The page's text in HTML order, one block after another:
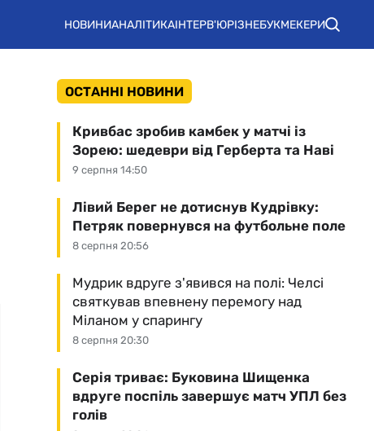
НОВИНИАНАЛІТИКАІНТЕРВ'ЮРІЗНЕБУКМЕКЕРИ
ОСТАННІ НОВИНИ
9 серпня 14:50
Кривбас зробив камбек у матчі із
Зорею: шедеври від Герберта та Наві
8 серпня 20:56
Лівий Берег не дотиснув Кудрівку:
Петряк повернувся на футбольне поле
8 серпня 20:30
Мудрик вдруге з'явився на полі: Челсі
святкував впевнену перемогу над
Міланом у спарингу
Серія триває: Буковина Шищенка
вдруге поспіль завершує матч УПЛ без
голів